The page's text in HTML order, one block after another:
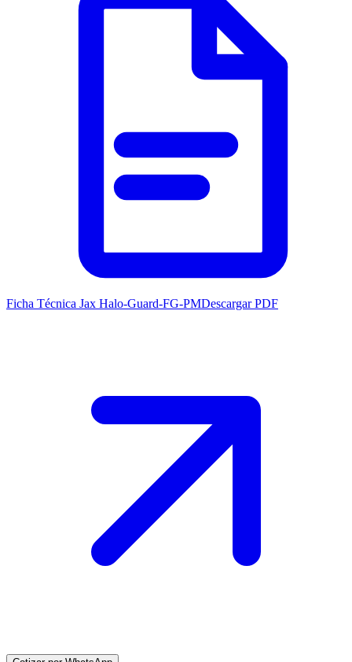
Ficha Técnica Jax Halo-Guard-FG-PMDescargar PDF